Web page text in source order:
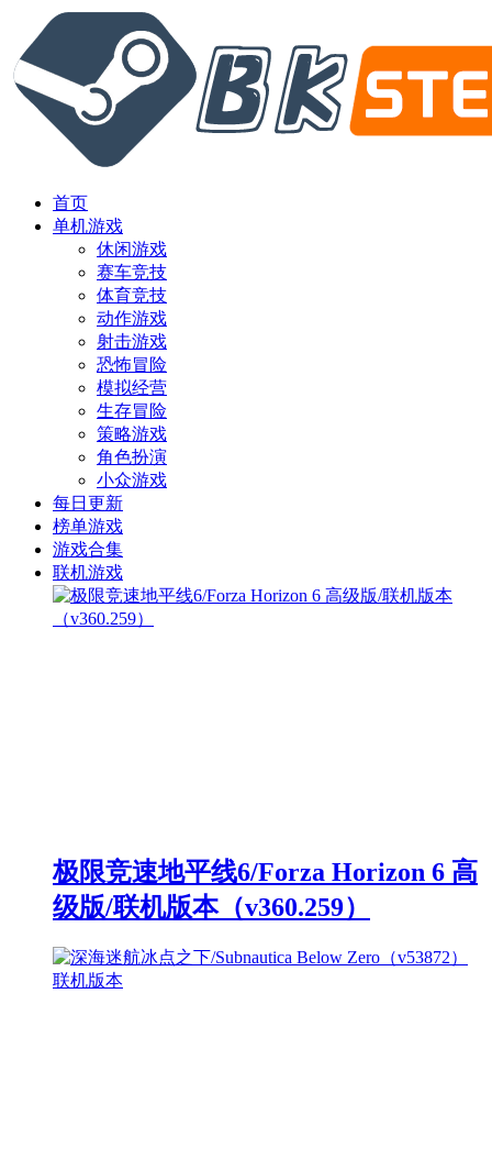
首页
单机游戏
休闲游戏
赛车竞技
体育竞技
动作游戏
射击游戏
恐怖冒险
模拟经营
生存冒险
策略游戏
角色扮演
小众游戏
每日更新
榜单游戏
游戏合集
联机游戏
极限竞速地平线6/Forza Horizon 6 高
级版/联机版本（v360.259）